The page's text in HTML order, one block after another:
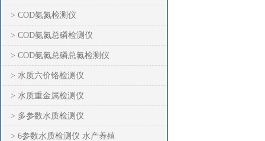
> COD氨氮检测仪
> COD氨氮总磷检测仪
> COD氨氮总磷总氮检测仪
> 水质六价铬检测仪
> 水质重金属检测仪
> 多参数水质检测仪
> 6参数水质检测仪 水产养殖